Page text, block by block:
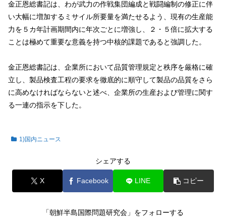
金正恩総書記は、わが武力の作戦集団編成と戦闘編制の修正に伴
い大幅に増加するミサイル所要量を満たせるよう、現有の生産能
力を５カ年計画期間内に年次ごとに増強し、２・５倍に拡大する
ことは極めて重要な意義を持つ中核的課題であると強調した。
金正恩総書記は、企業所において品質管理規定と秩序を厳格に確
立し、製品検査工程の要求を徹底的に順守して製品の品質をさら
に高めなければならないと述べ、企業所の生産および管理に関す
る一連の指示を下した。
1)国内ニュース
シェアする
X Facebook LINE コピー
「朝鮮半島国際問題研究会」をフォローする